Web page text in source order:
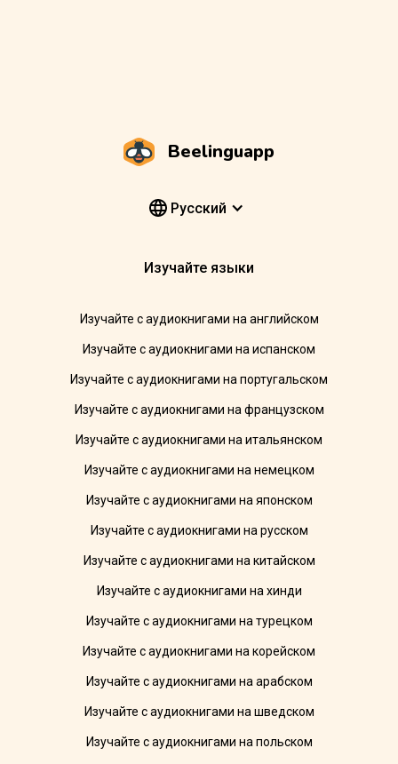
Beelinguapp
Pусский
Изучайте языки
Изучайте с аудиокнигами на английском
Изучайте с аудиокнигами на испанском
Изучайте с аудиокнигами на португальском
Изучайте с аудиокнигами на французском
Изучайте с аудиокнигами на итальянском
Изучайте с аудиокнигами на немецком
Изучайте с аудиокнигами на японском
Изучайте с аудиокнигами на русском
Изучайте с аудиокнигами на китайском
Изучайте с аудиокнигами на хинди
Изучайте с аудиокнигами на турецком
Изучайте с аудиокнигами на корейском
Изучайте с аудиокнигами на арабском
Изучайте с аудиокнигами на шведском
Изучайте с аудиокнигами на польском